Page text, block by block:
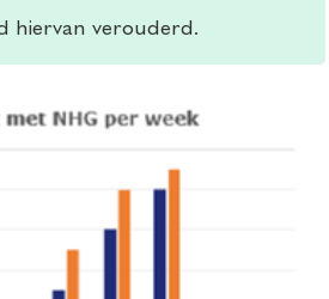
hiervan verouderd.